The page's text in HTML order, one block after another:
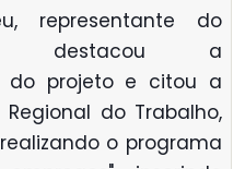
representante do
destacou a
do projeto e citou a
do Trabalho,
o programa